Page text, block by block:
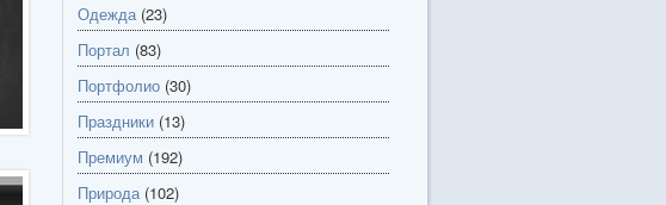
Одежда(23)
Портал (83)
Портфолио (30)
Праздники (13)
Премиум (192)
Природа(102)